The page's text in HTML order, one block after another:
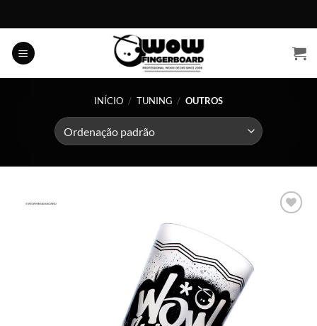
to
content
INÍCIO / TUNING / OUTROS